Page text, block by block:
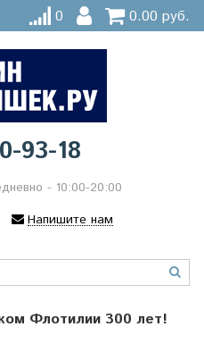
0 0.00 руб.
93-18
- 10:00-20:00
Напишите нам
Флотилии 300 лет!